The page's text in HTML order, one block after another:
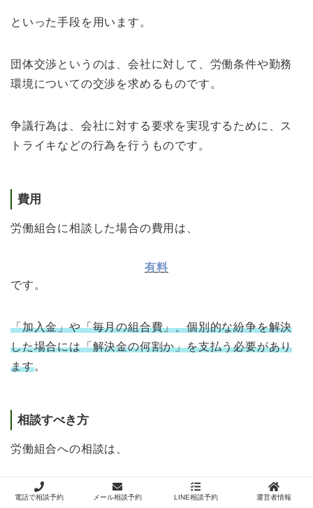
といった手段を用います。
団体交渉というのは、会社に対して、労働条件や勤務
環境についての交渉を求めるものです。
争議行為は、会社に対する要求を実現するために、ス
トライキなどの行為を行うものです。
費用
労働組合に相談した場合の費用は、
有料
です。
「加入金」や「毎月の組合費」、個別的な紛争を解決
した場合には「解決金の何割か」を支払う必要があり
ます。
相談すべき方
労働組合への相談は、
自分も交渉に積極的に参加して、職場環境を改善して
いきたい方
電話で相談予約 メール相談予約 LINE相談予約 運営者情報